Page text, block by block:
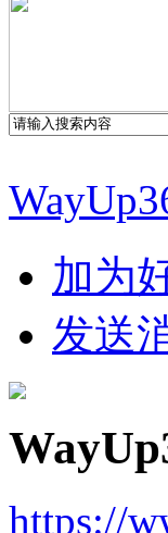
加为
发送
https://